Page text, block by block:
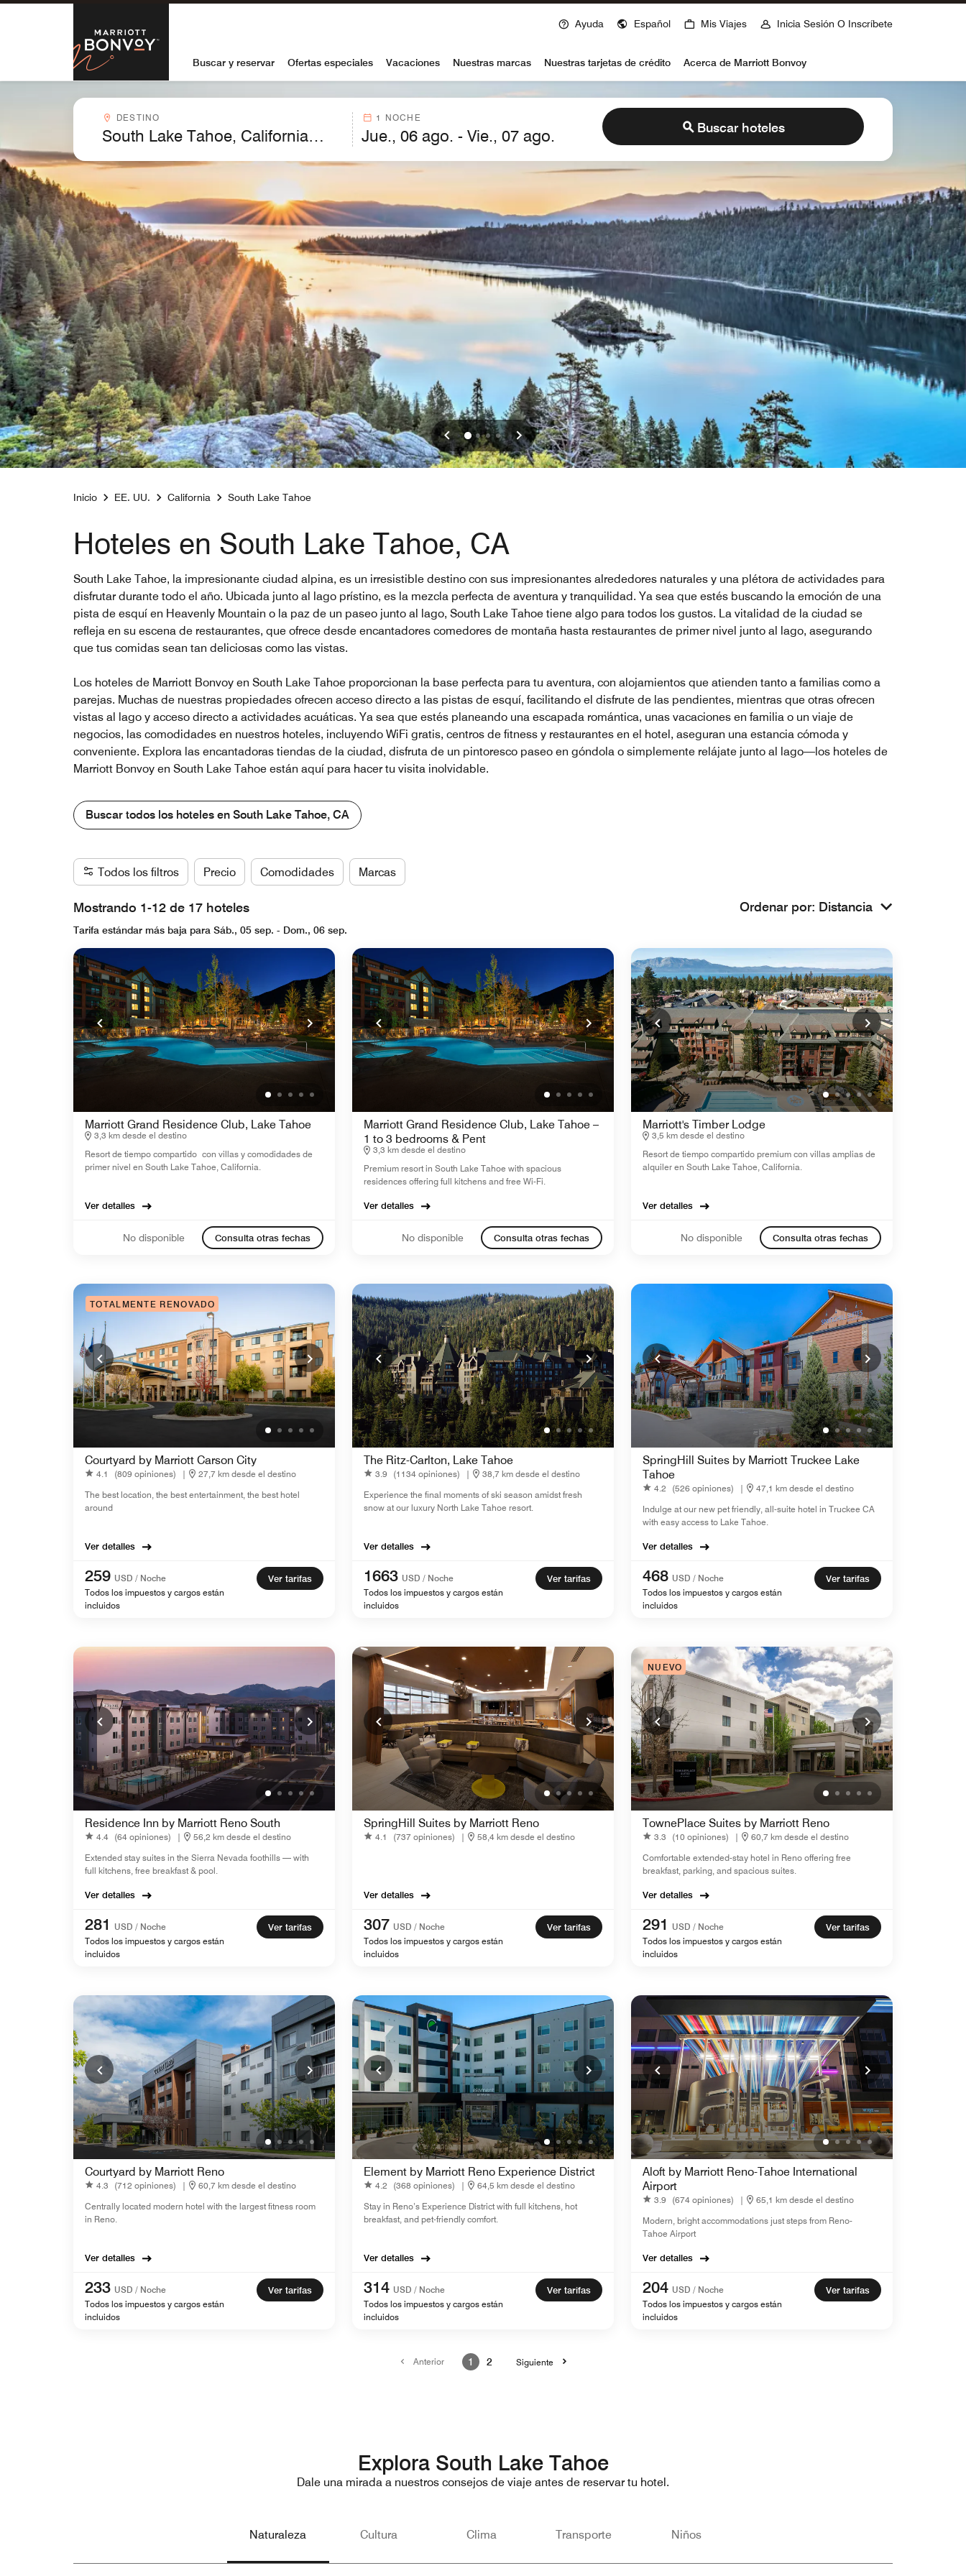
Skip to Content
Marriott Bonvoy
Ayuda Español Mis Viajes Inicia Sesión O Inscríbete
Buscar y reservar Ofertas especiales Vacaciones Nuestras marcas Nuestras tarjetas de crédito Acerca de Marriott Bonvoy
Destinocombobox
DESTINO 1 NOCHE
Buscar hoteles
Inicio EE. UU. California South Lake Tahoe
Hoteles en South Lake Tahoe, CA
South Lake Tahoe, la impresionante ciudad alpina, es un irresistible destino con sus impresionantes alrededores naturales y una plétora de actividades para
disfrutar durante todo el año. Ubicada junto al lago prístino, es la mezcla perfecta de aventura y tranquilidad. Ya sea que estés buscando la emoción de una
pista de esquí en Heavenly Mountain o la paz de un paseo junto al lago, South Lake Tahoe tiene algo para todos los gustos. La vitalidad de la ciudad se
refleja en su escena de restaurantes, que ofrece desde encantadores comedores de montaña hasta restaurantes de primer nivel junto al lago, asegurando
que tus comidas sean tan deliciosas como las vistas.
Los hoteles de Marriott Bonvoy en South Lake Tahoe proporcionan la base perfecta para tu aventura, con alojamientos que atienden tanto a familias como a
parejas. Muchas de nuestras propiedades ofrecen acceso directo a las pistas de esquí, facilitando el disfrute de las pendientes, mientras que otras ofrecen
vistas al lago y acceso directo a actividades acuáticas. Ya sea que estés planeando una escapada romántica, unas vacaciones en familia o un viaje de
negocios, las comodidades en nuestros hoteles, incluyendo WiFi gratis, centros de fitness y restaurantes en el hotel, aseguran una estancia cómoda y
conveniente. Explora las encantadoras tiendas de la ciudad, disfruta de un pintoresco paseo en góndola o simplemente relájate junto al lago—los hoteles de
Marriott Bonvoy en South Lake Tahoe están aquí para hacer tu visita inolvidable.
Buscar todos los hoteles en South Lake Tahoe, CA
Todos los filtros Precio Comodidades Marcas
Mostrando 1-12 de 17 hoteles Ordenar por: Distancia
Tarifa estándar más baja para Sáb., 05 sep. - Dom., 06 sep.
Marriott Grand Residence Club, Lake Tahoe
3,3 km desde el destino
Resort de tiempo compartido con villas y comodidades de
primer nivel en South Lake Tahoe, California.
Ver detalles
No disponible Consulta otras fechas
Marriott Grand Residence Club, Lake Tahoe –
1 to 3 bedrooms & Pent
3,3 km desde el destino
Premium resort in South Lake Tahoe with spacious
residences offering full kitchens and free Wi-Fi.
Ver detalles
No disponible Consulta otras fechas
Marriott's Timber Lodge
3,5 km desde el destino
Resort de tiempo compartido premium con villas amplias de
alquiler en South Lake Tahoe, California.
Ver detalles
No disponible Consulta otras fechas
TOTALMENTE RENOVADO
Courtyard by Marriott Carson City
4.1 (809 opiniones) |
27,7 km desde el destino
The best location, the best entertainment, the best hotel
around
Ver detalles
259 USD / Noche
Todos los impuestos y cargos están
incluidos
Ver tarifas
The Ritz-Carlton, Lake Tahoe
3.9 (1134 opiniones) |
38,7 km desde el destino
Experience the final moments of ski season amidst fresh
snow at our luxury North Lake Tahoe resort.
Ver detalles
1663 USD / Noche
Todos los impuestos y cargos están
incluidos
Ver tarifas
SpringHill Suites by Marriott Truckee Lake
Tahoe
4.2 (526 opiniones) |
47,1 km desde el destino
Indulge at our new pet friendly, all-suite hotel in Truckee CA
with easy access to Lake Tahoe.
Ver detalles
468 USD / Noche
Todos los impuestos y cargos están
incluidos
Ver tarifas
Residence Inn by Marriott Reno South
4.4 (64 opiniones) |
56,2 km desde el destino
Extended stay suites in the Sierra Nevada foothills — with
full kitchens, free breakfast & pool.
Ver detalles
281
USD / Noche
Todos los impuestos y cargos están
incluidos
Ver tarifas
SpringHill Suites by Marriott Reno
4.1 (737 opiniones) | 58,4 km desde el destino
Ver detalles
307 USD / Noche
Todos los impuestos y cargos están
incluidos
Ver tarifas
NUEVO
TownePlace Suites by Marriott Reno
3.3 (10 opiniones) |
60,7 km desde el destino
Comfortable extended-stay hotel in Reno offering free
breakfast, parking, and spacious suites.
Ver detalles
291
USD / Noche
Todos los impuestos y cargos están
incluidos
Ver tarifas
Courtyard by Marriott Reno
4.3 (712 opiniones) |
60,7 km desde el destino
Centrally located modern hotel with the largest fitness room
in Reno.
Ver detalles
233 USD / Noche
Todos los impuestos y cargos están
incluidos
Ver tarifas
Element by Marriott Reno Experience District
4.2 (368 opiniones) |
64,5 km desde el destino
Stay in Reno’s Experience District with full kitchens, hot
breakfast, and pet-friendly comfort.
Ver detalles
314 USD / Noche
Todos los impuestos y cargos están
incluidos
Ver tarifas
Aloft by Marriott Reno-Tahoe International
Airport
3.9 (674 opiniones) |
65,1 km desde el destino
Modern, bright accommodations just steps from Reno-
Tahoe Airport
Ver detalles
204 USD / Noche
Todos los impuestos y cargos están
incluidos
Ver tarifas
Anterior 1 2 Siguiente
Explora South Lake Tahoe
Dale una mirada a nuestros consejos de viaje antes de reservar tu hotel.
Naturaleza Cultura Clima Transporte Niños